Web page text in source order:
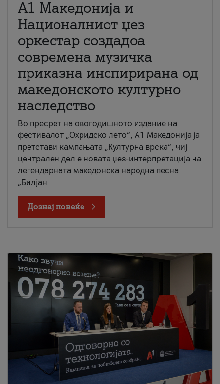
А1 Македонија и
Националниот џез
оркестар создадоа
современа музичка
приказна инспирирана од
македонското културно
наследство
Во пресрет на овогодишното издание на
фестивалот „Охридско лето“, А1 Македонија ја
претстави кампањата „Културна врска“, чиј
централен дел е новата џез-интерпретација на
легендарната македонска народна песна
„Билјан
Дознај повеќе